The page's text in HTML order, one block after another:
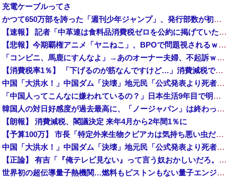
充電ケーブルってさ
かつて650万部を誇った「週刊少年ジャンプ」、発行部数が初の100万部割れ
【速報】 記者「中革連は食料品消費税ゼロを公約に掲げていたが？」→階猛氏「そ、それは財源確保という条件付き」
【悲報】今期覇権アニメ「ヤニねこ」、BPOで問題視されるｗｗｗｗｗ
「コンビニ、馬鹿にすんなよ」→あのオーナー夫婦、不起訴ｗｗｗｗｗｗｗｗｗ
【消費税率1％】 「下げるのが筋なんですけど…」消費減税で値下がりする分と同じだけ商品を値上げして店頭価格を変えない店も
中国「大洪水！」中国ダム「決壊」地元民「公式発表より死者多い！」中国政府「住民拘束！（安否不明」中国当局「救助隊動画も削除」台風13号「三峡ダム接近中」→
「中国人ってこんなに嫌われているの？」日本生活9年目で明かす本心！
韓国人の対日好感度が過去最高に、「ノージャパン」は終わった？＝ネット「中国より100倍いい」
【朗報】 消費減税、閣議決定 来年4月から2年間1％に
【予算100万】 市長「特定外来生物クビアカは気持ち悪い虫だしそんな需要ないと思う」1匹300円相当の報奨金→初日に42万取られ焦り
中国「大洪水！」中国ダム「決壊」地元民「公式発表より死者多い！」中国政府「住民拘束！（安否不明」中国当局「救助隊動画も削除」台風13号「三峡ダム接近中」→
【正論】 有吉「『俺テレビ見ない』って言う奴おかしいだろ。団子屋で『団子食べない』って言うか？」
世界初の超伝導量子熱機関…燃料もピストンもない量子エンジンが回った！